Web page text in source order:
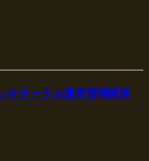
チサークル運営管理講座